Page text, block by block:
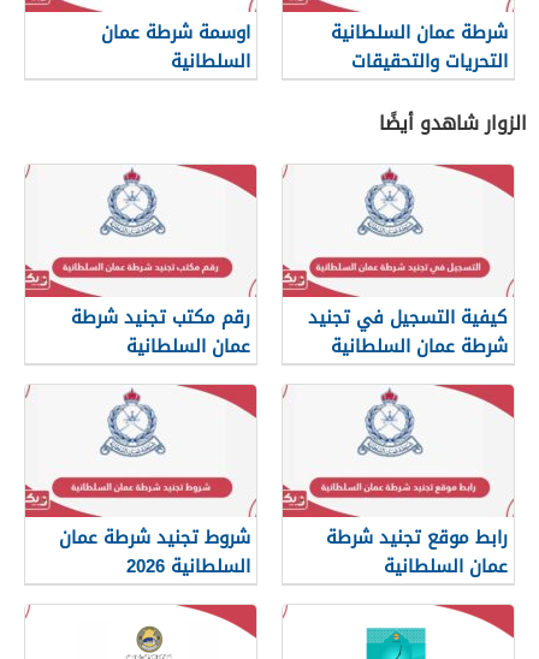
شرطة عمان السلطانية
التحريات والتحقيقات
الجنائية
اوسمة شرطة عمان
السلطانية
الزوار شاهدو أيضًا
كيفية التسجيل في تجنيد
شرطة عمان السلطانية
2026
رقم مكتب تجنيد شرطة
عمان السلطانية
رابط موقع تجنيد شرطة
عمان السلطانية
شروط تجنيد شرطة عمان
السلطانية 2026